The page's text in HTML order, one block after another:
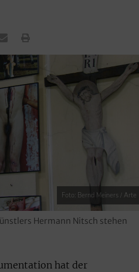
Foto: Bernd Meiners / Arte
Hermann Nitsch stehen
hat der